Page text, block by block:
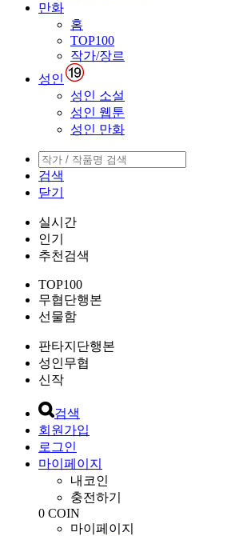
만화
홈
TOP100
작가/장르
성인
성인 소설
성인 웹툰
성인 만화
검색
닫기
실시간
인기
추천검색
TOP100
무협단행본
선물함
판타지단행본
성인무협
신작
검색
회원가입
로그인
마이페이지
내코인
충전하기
0 COIN
마이페이지